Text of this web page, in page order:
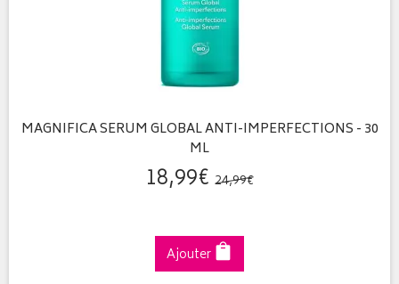
MAGNIFICA SERUM GLOBAL ANTI-IMPERFECTIONS - 30
ML
18,99€ 24,99€
Ajouter